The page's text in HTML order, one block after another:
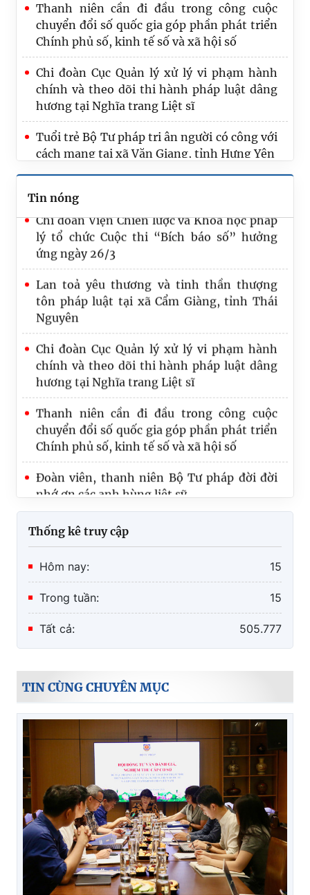
Thanh niên cần đi đầu trong công cuộc
chuyển đổi số quốc gia góp phần phát triển
Chính phủ số, kinh tế số và xã hội số
Chi đoàn Cục Quản lý xử lý vi phạm hành
chính và theo dõi thi hành pháp luật dâng
hương tại Nghĩa trang Liệt sĩ
Tuổi trẻ Bộ Tư pháp tri ân người có công với
cách mạng tại xã Văn Giang, tỉnh Hưng Yên
nhớ ơn các anh hùng liệt sỹ
Tin nóng
Chương trình “Giọt hồng Tư pháp” năm
2026: Lan tỏa tinh thần nhân ái, sẻ chia vì
cộng đồng
Viện Chiến lược và Khoa học pháp lý tri ân
người có công, các anh hùng, liệt sĩ tại tỉnh
Bắc Ninh
Tuổi trẻ Bộ Tư pháp tri ân người có công với
cách mạng tại xã Văn Giang, tỉnh Hưng Yên
Chi đoàn Viện Chiến lược và Khoa học pháp
ứng ngày 26/3
Lan toả yêu thương và tinh thần thượng
tôn pháp luật tại xã Cẩm Giàng, tỉnh Thái
Nguyên
Chi đoàn Cục Quản lý xử lý vi phạm hành
chính và theo dõi thi hành pháp luật dâng
hương tại Nghĩa trang Liệt sĩ
Thanh niên cần đi đầu trong công cuộc
chuyển đổi số quốc gia góp phần phát triển
Chính phủ số, kinh tế số và xã hội số
Đoàn viên, thanh niên Bộ Tư pháp đời đời
nhớ ơn các anh hùng liệt sỹ
Thống kê truy cập
Hôm nay: 15
Trong tuần: 15
Tất cả: 505.777
TIN CÙNG CHUYÊN MỤC